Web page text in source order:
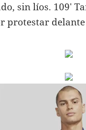
sin líos. 109′
protestar